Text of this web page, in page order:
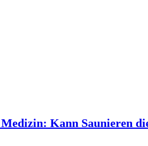
Kann Saunieren